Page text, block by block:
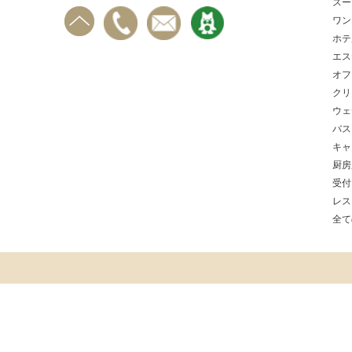
ス
ワ
ホ
エ
オ
ク
ウ
バ
キ
厨
受付
レ
全